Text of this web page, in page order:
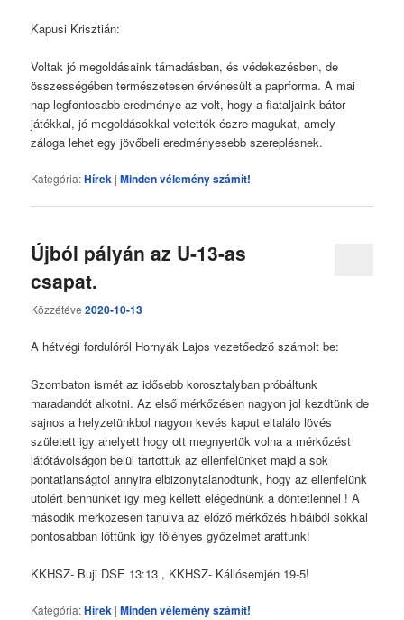
Kapusi Krisztián:
Voltak jó megoldásaink támadásban, és védekezésben, de
összességében természetesen érvénesült a paprforma. A mai
nap legfontosabb eredménye az volt, hogy a fiataljaink bátor
játékkal, jó megoldásokkal vetették észre magukat, amely
záloga lehet egy jövőbeli eredményesebb szereplésnek.
Kategória:Hírek |Minden vélemény számít!
Újból pályán az U-13-as
csapat.
Közzétéve2020-10-13
A hétvégi fordulóról Hornyák Lajos vezetőedző számolt be:
Szombaton ismét az idősebb korosztalyban próbáltunk
maradandót alkotni. Az első mérkőzésen nagyon jol kezdtünk de
sajnos a helyzetünkbol nagyon kevés kaput eltalálo lövés
született igy ahelyett hogy ott megnyertük volna a mérkőzést
látótávolságon belül tartottuk az ellenfelünket majd a sok
pontatlanságtol annyira elbizonytalanodtunk, hogy az ellenfelünk
utolért bennünket igy meg kellett elégednünk a döntetlennel ! A
második merkozesen tanulva az előző mérkőzés hibáiból sokkal
pontosabban lőttünk igy fölényes győzelmet arattunk!
KKHSZ- Buji DSE 13:13 , KKHSZ- Kállósemjén 19-5!
Kategória:Hírek |Minden vélemény számít!